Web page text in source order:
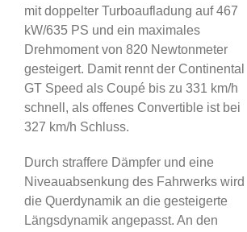
mit doppelter Turboaufladung auf 467
kW/635 PS und ein maximales
Drehmoment von 820 Newtonmeter
gesteigert. Damit rennt der Continental
GT Speed als Coupé bis zu 331 km/h
schnell, als offenes Convertible ist bei
327 km/h Schluss.
Durch straffere Dämpfer und eine
Niveauabsenkung des Fahrwerks wird
die Querdynamik an die gesteigerte
Längsdynamik angepasst. An den